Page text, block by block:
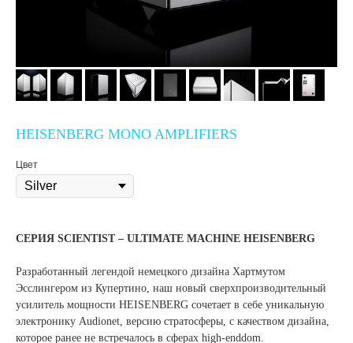
HEISENBERG MONO AMPLIFIERS
Цвет
СЕРИЯ SCIENTIST – ULTIMATE MACHINE HEISENBERG
Разработанный легендой немецкого дизайна Хартмутом
Эсслингером из Купертино, наш новый сверхпроизводительный
усилитель мощности HEISENBERG сочетает в себе уникальную
электронику Audionet, версию стратосферы, с качеством дизайна,
которое ранее не встречалось в сферах high-enddom.